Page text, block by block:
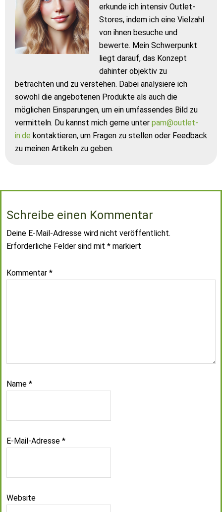
erkunde ich intensiv Outlet-
Stores, indem ich eine Vielzahl
von ihnen besuche und
bewerte. Mein Schwerpunkt
liegt darauf, das Konzept
dahinter objektiv zu
betrachten und zu verstehen. Dabei analysiere ich
sowohl die angebotenen Produkte als auch die
möglichen Einsparungen, um ein umfassendes Bild zu
vermitteln. Du kannst mich gerne unter pam@outlet-
in.de kontaktieren, um Fragen zu stellen oder Feedback
zu meinen Artikeln zu geben.
Schreibe einen Kommentar
Deine E-Mail-Adresse wird nicht veröffentlicht.
Erforderliche Felder sind mit * markiert
Kommentar *
Name *
E-Mail-Adresse *
Website